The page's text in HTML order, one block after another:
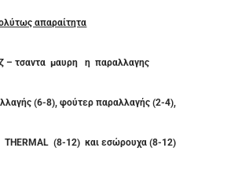
απαραίτητα
– τσαντα μαυρη η παραλλαγης
(6-8), φούτερ παραλλαγής (2-4),
THERMAL (8-12) και εσώρουχα (8-12)